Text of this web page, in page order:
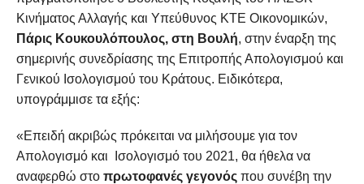
Κινήματος Αλλαγής και Υπεύθυνος ΚΤΕ Οικονομικών,
Πάρις Κουκουλόπουλος, στη Βουλή, στην έναρξη της
σημερινής συνεδρίασης της Επιτροπής Απολογισμού και
Γενικού Ισολογισμού του Κράτους. Ειδικότερα,
υπογράμμισε τα εξής:
«Επειδή ακριβώς πρόκειται να μιλήσουμε για τον
Απολογισμό και Ισολογισμό του 2021, θα ήθελα να
αναφερθώ στο πρωτοφανές γεγονόςπου συνέβη την